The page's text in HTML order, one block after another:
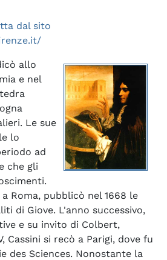
dal sito
allo
e nel
Le sue
lo
ad
che gli
Roma, pubblicò nel 1668 le
di Giove. L'anno successivo,
e su invito di Colbert,
Cassini si recò a Parigi, dove fu
des Sciences. Nonostante la